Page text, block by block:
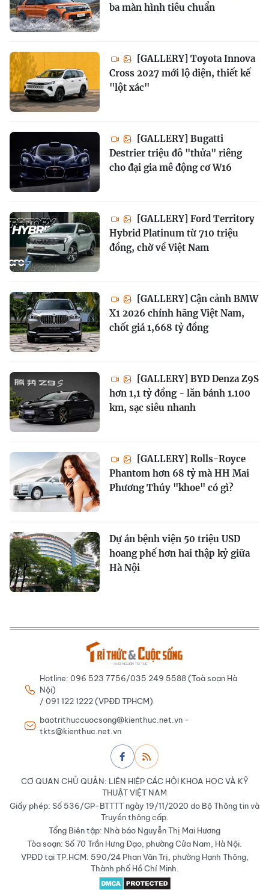
ba màn hình tiêu chuẩn
[GALLERY] Toyota Innova
Cross 2027 mới lộ diện, thiết kế
"lột xác"
[GALLERY] Bugatti
Destrier triệu đô "thửa" riêng
cho đại gia mê động cơ W16
[GALLERY] Ford Territory
Hybrid Platinum từ 710 triệu
đồng, chờ về Việt Nam
[GALLERY] Cận cảnh BMW
X1 2026 chính hãng Việt Nam,
chốt giá 1,668 tỷ đồng
[GALLERY] BYD Denza Z9S
hơn 1,1 tỷ đồng - lăn bánh 1.100
km, sạc siêu nhanh
[GALLERY] Rolls-Royce
Phantom hơn 68 tỷ mà HH Mai
Phương Thúy "khoe" có gì?
Dự án bệnh viện 50 triệu USD
hoang phế hơn hai thập kỷ giữa
Hà Nội
Hotline: 096 523 7756/035 249 5588 (Toà soạn Hà
Nội)
/ 091 122 1222 (VPĐD TPHCM)
baotrithuccuocsong@kienthuc.net.vn -
tkts@kienthuc.net.vn
CƠ QUAN CHỦ QUẢN: LIÊN HIỆP CÁC HỘI KHOA HỌC VÀ KỸ
THUẬT VIỆT NAM
Giấy phép: Số 536/GP-BTTTT ngày 19/11/2020 do Bộ Thông tin và
Truyền thông cấp.
Tổng Biên tập: Nhà báo Nguyễn Thị Mai Hương
Tòa soạn: Số 70 Trần Hưng Đạo, phường Cửa Nam, Hà Nội.
VPĐD tại TP.HCM: 590/24 Phan Văn Trị, phường Hạnh Thông,
Thành phố Hồ Chí Minh.